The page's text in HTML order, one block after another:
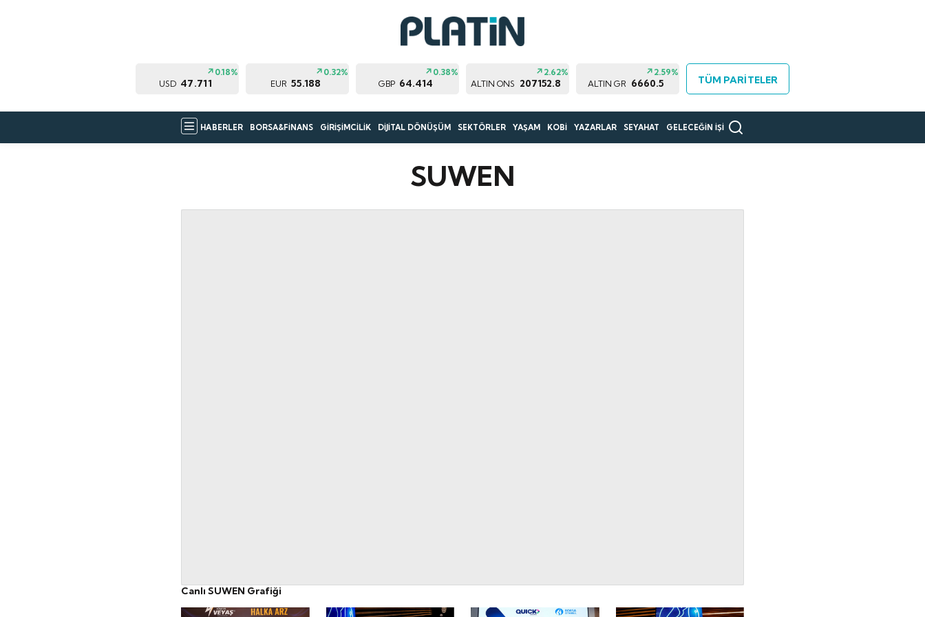
USD 47.711
0.18%
EUR 55.188
0.32%
GBP 64.414
0.38%
ALTIN ONS 207152.8
2.62%
ALTIN GR 6660.5
2.59%
TÜM PARİTELER
HABERLER BORSA&FİNANS GİRİŞİMCİLİK DİJİTAL DÖNÜŞÜM SEKTÖRLER YAŞAM KOBİ YAZARLAR SEYAHAT GELECEĞİN İŞİ
SUWEN
Canlı SUWEN Grafiği